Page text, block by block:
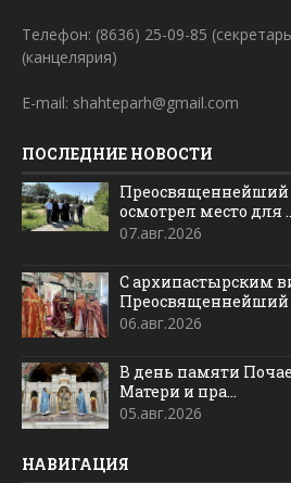
Телефон: (8636) 25-09-85
(канцелярия)
E-mail: shahteparh@gmail.com
ПОСЛЕДНИЕ НОВОСТИ
Преосвященнейший
осмотрел место для
07.авг.2026
С архипастырским
Преосвященнейший
06.авг.2026
В день памяти
Матери и пра...
05.авг.2026
НАВИГАЦИЯ